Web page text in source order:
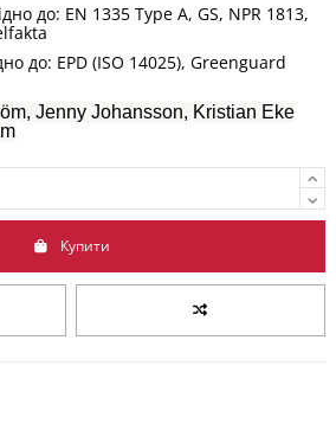
до: EN 1335 Type A, GS, NPR 1813,
до: EPD (ISO 14025), Greenguard
Jenny Johansson, Kristian Eke
Купити